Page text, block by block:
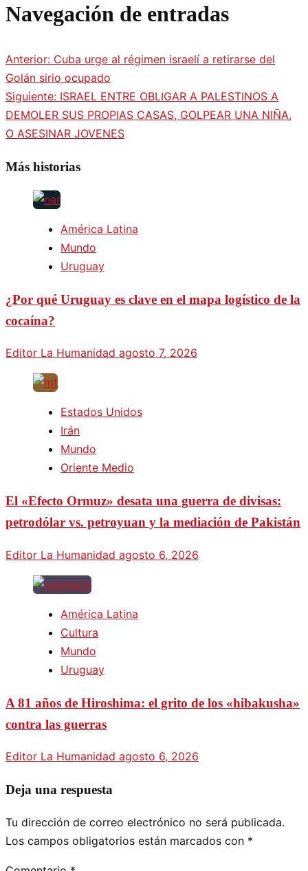
Navegación de entradas
Anterior: Cuba urge al régimen israelí a retirarse del
Golán sirio ocupado
Siguiente: ISRAEL ENTRE OBLIGAR A PALESTINOS A
DEMOLER SUS PROPIAS CASAS, GOLPEAR UNA NIÑA,
O ASESINAR JOVENES
Más historias
América Latina
Mundo
Uruguay
¿Por qué Uruguay es clave en el mapa logístico de la
cocaína?
Editor La Humanidad agosto 7, 2026
Estados Unidos
Irán
Mundo
Oriente Medio
El «Efecto Ormuz» desata una guerra de divisas:
petrodólar vs. petroyuan y la mediación de Pakistán
Editor La Humanidad agosto 6, 2026
América Latina
Cultura
Mundo
Uruguay
A 81 años de Hiroshima: el grito de los «hibakusha»
contra las guerras
Editor La Humanidad agosto 6, 2026
Deja una respuesta
Tu dirección de correo electrónico no será publicada.
Los campos obligatorios están marcados con *